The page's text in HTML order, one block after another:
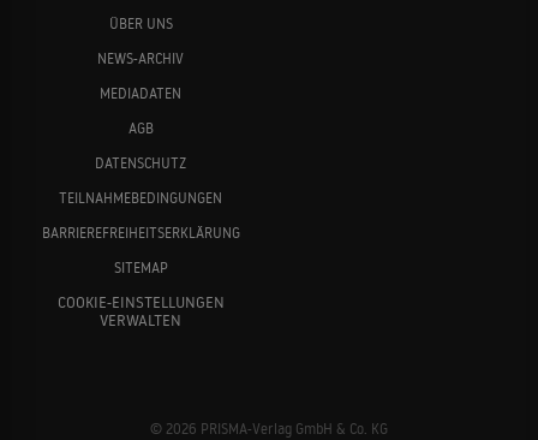
ÜBER UNS
NEWS-ARCHIV
MEDIADATEN
AGB
DATENSCHUTZ
TEILNAHMEBEDINGUNGEN
BARRIEREFREIHEITSERKLÄRUNG
SITEMAP
COOKIE-EINSTELLUNGEN
VERWALTEN
© 2026 PRISMA-Verlag GmbH & Co. KG